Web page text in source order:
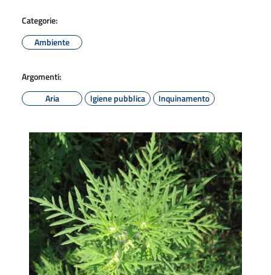
Categorie:
Ambiente
Argomenti:
Aria
Igiene pubblica Inquinamento